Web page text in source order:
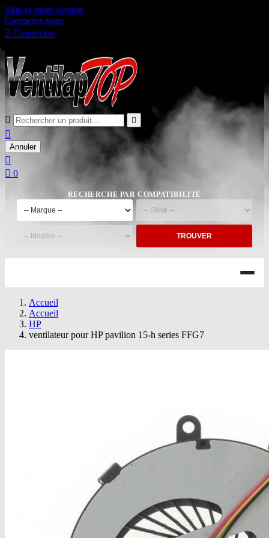
Skip to main content
Contactez-nous
 Connexion
 

Annuler

 0
RECHERCHE PAR COMPATIBILITÉ
TROUVER
Accueil
Accueil
HP
ventilateur pour HP pavilion 15-h series FFG7